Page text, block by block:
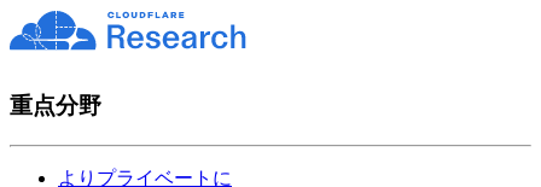
重点分野
よりプライベートに